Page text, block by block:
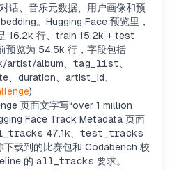
话、音乐元数据、用户画像和预
。Hugging Face 预览里，
16.2k 行、train 15.2k + test
预览为 54.5k 行，字段包括
artist/album、 tag_list
、duration、artist_id、
)
页面文字写“over 1 million
Face Track Metadata 页面
47.1k、 test_tracks
下载到的比赛包和 Codabench 校
的 all_tracks 要求。